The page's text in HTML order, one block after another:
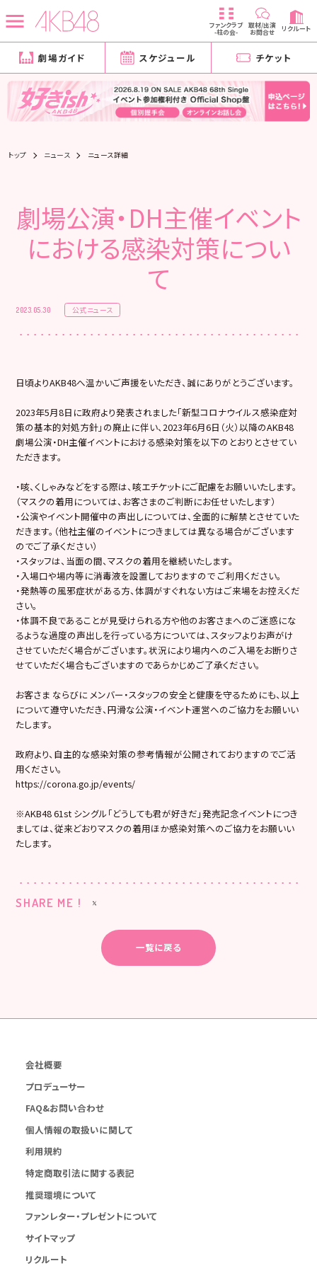
ファンクラブ
-柱の会-
取材/出演
お問合せ リクルート
劇場ガイド スケジュール チケット
トップ ニュース ニュース詳細
劇場公演・DH主催イベント
における感染対策につい
て
2023.05.30 公式ニュース
日頃よりAKB48へ温かいご声援をいただき、誠にありがとうございます。
2023年5月8日に政府より発表されました「新型コロナウイルス感染症対
策の基本的対処方針」の廃止に伴い、2023年6月6日（火）以降のAKB48
劇場公演・DH主催イベントにおける感染対策を以下のとおりとさせてい
ただきます。
・咳、くしゃみなどをする際は、咳エチケットにご配慮をお願いいたします。
（マスクの着用については、お客さまのご判断にお任せいたします）
・公演やイベント開催中の声出しについては、全面的に解禁とさせていた
だきます。（他社主催のイベントにつきましては異なる場合がございます
のでご了承ください）
・スタッフは、当面の間、マスクの着用を継続いたします。
・入場口や場内等に消毒液を設置しておりますので ご利用ください。
・発熱等の風邪症状がある方、体調がすぐれない方はご来場をお控えくだ
さい。
・体調不良であることが見受けられる方や他のお客さまへのご迷惑にな
るような過度の声出しを行っている方については、スタッフよりお声がけ
させていただく場合がございます。状況により場内へのご入場をお断りさ
せていただく場合もございますのであらかじめご了承ください。
お客さま ならびに メンバー・スタッフの安全と健康を守るためにも、以上
について遵守いただき、円滑な公演・イベント運営へのご協力をお願いい
たします。
政府より、自主的な感染対策の参考情報が公開されておりますのでご活
用ください。
https://corona.go.jp/events/
※AKB48 61st シングル「どうしても君が好きだ」発売記念イベントにつき
ましては、従来どおりマスクの着用ほか感染対策へのご協力をお願いい
たします。
SHARE ME !
一覧に戻る
会社概要
プロデューサー
FAQ&お問い合わせ
個人情報の取扱いに関して
利用規約
特定商取引法に関する表記
推奨環境について
ファンレター・プレゼントについて
サイトマップ
リクルート